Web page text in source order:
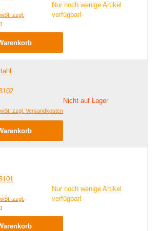
zzgl.
Nur noch wenige Artikel
verfügbar!
zzgl. Versandkosten
Nicht auf Lager
zzgl.
Nur noch wenige Artikel
verfügbar!